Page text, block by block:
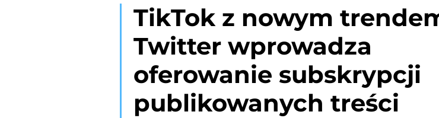
TikTok z nowym
Twitter wprowadza
oferowanie subskrypcji
publikowanych treści